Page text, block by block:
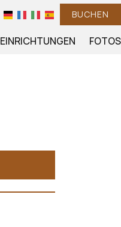
BUCHEN
EINRICHTUNGEN FOTOS